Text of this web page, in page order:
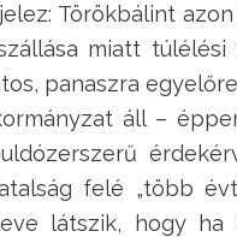
Törökbálint
miatt
panaszra
áll –
felé „több
látszik, hogy